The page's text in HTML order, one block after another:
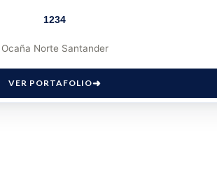
1234
Ocaña Norte Santander
VER PORTAFOLIO